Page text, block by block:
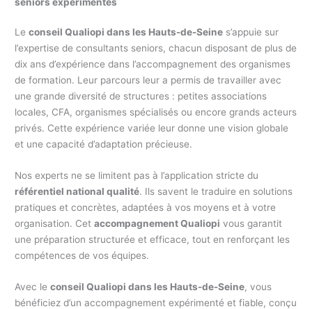
Leconseil Qualiopi dans les Hauts-de-Seine s’appuie sur
l’expertise de consultants seniors, chacun disposant de plus de
dix ans d’expérience dans l’accompagnement des organismes
de formation. Leur parcours leur a permis de travailler avec
une grande diversité de structures : petites associations
locales, CFA, organismes spécialisés ou encore grands acteurs
privés. Cette expérience variée leur donne une vision globale
et une capacité d’adaptation précieuse.
Nos experts ne se limitent pas à l’application stricte du
référentiel national qualité. Ils savent le traduire en solutions
pratiques et concrètes, adaptées à vos moyens et à votre
organisation. Cetaccompagnement Qualiopi vous garantit
une préparation structurée et efficace, tout en renforçant les
compétences de vos équipes.
Avec leconseil Qualiopi dans les Hauts-de-Seine, vous
bénéficiez d’un accompagnement expérimenté et fiable, conçu